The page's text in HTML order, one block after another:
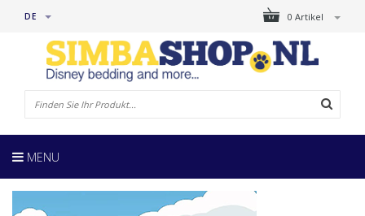
0 Artikel
DE
MENU